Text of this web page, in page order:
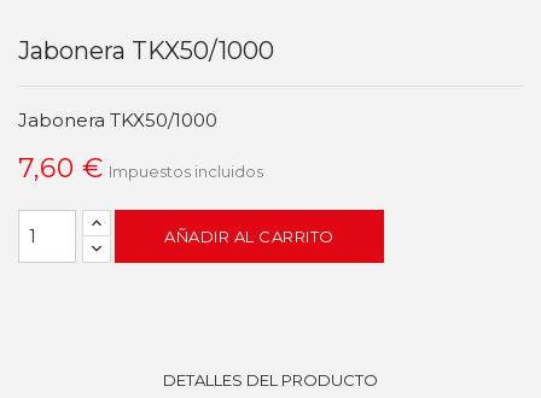
Jabonera TKX50/1000
Jabonera TKX50/1000
7,60 € Impuestos incluidos
AÑADIR AL CARRITO
DETALLES DEL PRODUCTO